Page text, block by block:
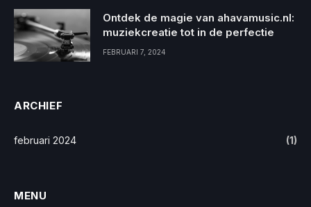
Ontdek de magie van ahavamusic.nl:
muziekcreatie tot in de perfectie
FEBRUARI 7, 2024
ARCHIEF
februari 2024 (1)
MENU